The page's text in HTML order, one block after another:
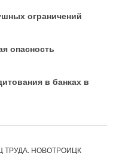
ограничений
опасность
в банках в
НОВОТРОИЦК